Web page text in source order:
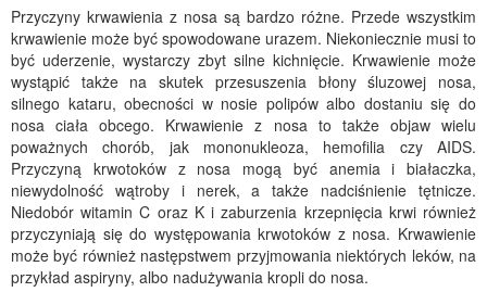
Przyczyny krwawienia z nosa są bardzo różne. Przede wszystkim
krwawienie może być spowodowane urazem. Niekoniecznie musi to
być uderzenie, wystarczy zbyt silne kichnięcie. Krwawienie może
wystąpić także na skutek przesuszenia błony śluzowej nosa,
silnego kataru, obecności w nosie polipów albo dostaniu się do
nosa ciała obcego. Krwawienie z nosa to także objaw wielu
poważnych chorób, jak mononukleoza, hemofilia czy AIDS.
Przyczyną krwotoków z nosa mogą być anemia i białaczka,
niewydolność wątroby i nerek, a także nadciśnienie tętnicze.
Niedobór witamin C oraz K i zaburzenia krzepnięcia krwi również
przyczyniają się do występowania krwotoków z nosa. Krwawienie
może być również następstwem przyjmowania niektórych leków, na
przykład aspiryny, albo nadużywania kropli do nosa.